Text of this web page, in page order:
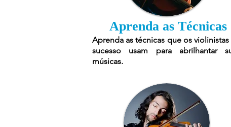
Aprenda as Técnicas
Aprenda as técnicas que os
sucesso usam para abrilhantar
músicas.